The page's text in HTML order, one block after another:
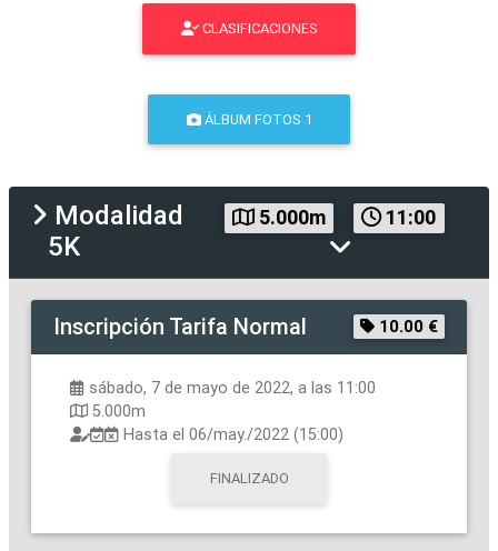
CLASIFICACIONES
ÁLBUM FOTOS 1
Modalidad
5K
5.000m 11:00
Inscripción Tarifa Normal 10.00 €
sábado, 7 de mayo de 2022, a las 11:00
5.000m
Hasta el 06/may./2022 (15:00)
FINALIZADO